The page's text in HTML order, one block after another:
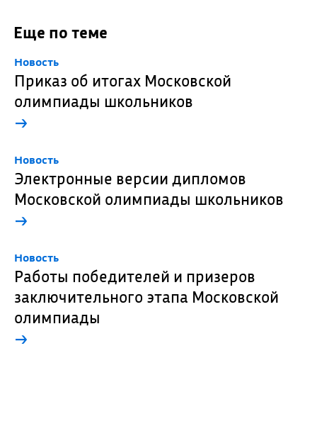
Еще по теме
Новость
Приказ об итогах Московской
олимпиады школьников
→
Новость
Электронные версии дипломов
Московской олимпиады школьников
→
Новость
Работы победителей и призеров
заключительного этапа Московской
олимпиады
→